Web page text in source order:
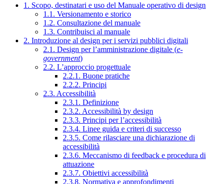
1. Scopo, destinatari e uso del Manuale operativo di design
1.1. Versionamento e storico
1.2. Consultazione del manuale
1.3. Contribuisci al manuale
2. Introduzione al design per i servizi pubblici digitali
2.1. Design per l’amministrazione digitale (e-
government)
2.2. L’approccio progettuale
2.2.1. Buone pratiche
2.2.2. Principi
2.3. Accessibilità
2.3.1. Definizione
2.3.2. Accessibilità by design
2.3.3. Principi per l’accessibilità
2.3.4. Linee guida e criteri di successo
2.3.5. Come rilasciare una dichiarazione di
accessibilità
2.3.6. Meccanismo di feedback e procedura di
attuazione
2.3.7. Obiettivi accessibilità
2.3.8. Normativa e approfondimenti